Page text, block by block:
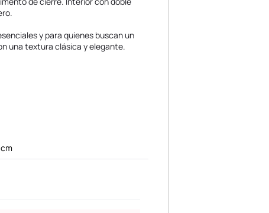
y para quienes buscan un
una textura clásica y elegante.